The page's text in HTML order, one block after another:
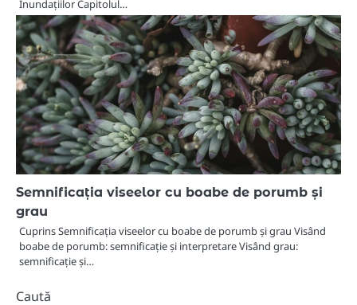
Inundațiilor Capitolul…
Semnificația viseelor cu boabe de porumb și
grau
Cuprins Semnificația viseelor cu boabe de porumb și grau Visând
boabe de porumb: semnificație și interpretare Visând grau:
semnificație și…
Caută